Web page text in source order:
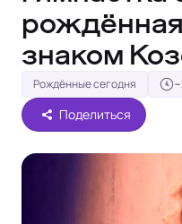
знаком
Рождённые сегодня
Поделиться